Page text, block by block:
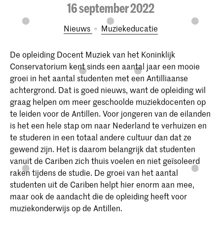
16 september 2022
Nieuws Muziekeducatie
De opleiding Docent Muziek van het Koninklijk
Conservatorium kent sinds een aantal jaar een mooie
groei in het aantal studenten met een Antilliaanse
achtergrond. Dat is goed nieuws, want de opleiding wil
graag helpen om meer geschoolde muziekdocenten op
te leiden voor de Antillen. Voor jongeren van de eilanden
is het een hele stap om naar Nederland te verhuizen en
te studeren in een totaal andere cultuur dan dat ze
gewend zijn. Het is daarom belangrijk dat studenten
vanuit de Cariben zich thuis voelen en niet geïsoleerd
raken tijdens de studie. De groei van het aantal
studenten uit de Cariben helpt hier enorm aan mee,
maar ook de aandacht die de opleiding heeft voor
muziekonderwijs op de Antillen.